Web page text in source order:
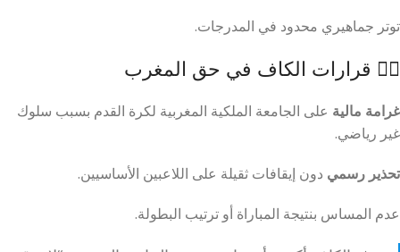
توتر جماهيري محدود في المدرجات.
🧑‍⚖️ قرارات الكاف في حق المغرب
غرامة مالية على الجامعة الملكية المغربية لكرة القدم بسبب سلوك
غير رياضي.
تحذير رسمي دون إيقافات ثقيلة على اللاعبين الأساسيين.
عدم المساس بنتيجة المباراة أو ترتيب البطولة.